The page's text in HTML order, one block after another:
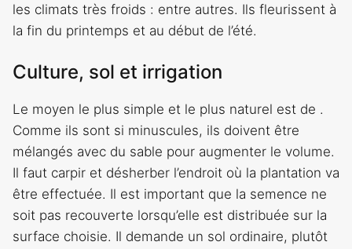
les climats très froids : entre autres. Ils fleurissent à
la fin du printemps et au début de l’été.
Culture, sol et irrigation
Le moyen le plus simple et le plus naturel est de .
Comme ils sont si minuscules, ils doivent être
mélangés avec du sable pour augmenter le volume.
Il faut carpir et désherber l’endroit où la plantation va
être effectuée. Il est important que la semence ne
soit pas recouverte lorsqu’elle est distribuée sur la
surface choisie. Il demande un sol ordinaire, plutôt